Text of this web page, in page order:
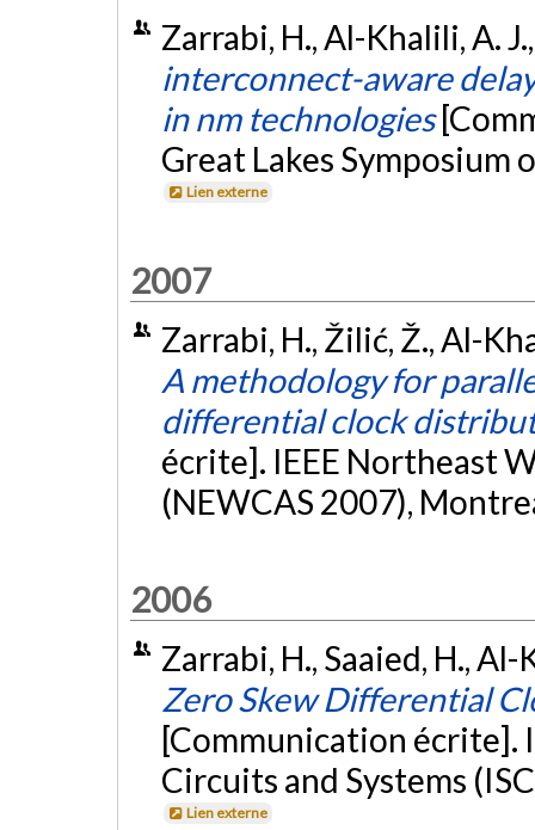
Zarrabi, H., Al-Khalili, A.
interconnect-aware
in nm technologies
Great Lakes Symposium
Lien externe
2007
Zarrabi, H., Žilić, Ž., Al-
A methodology for
differential clock
écrite]. IEEE Northeast
(NEWCAS 2007),
2006
Zarrabi, H., Saaied, H.,
Zero Skew Differential
[Communication écrite].
Circuits and Systems
Lien externe